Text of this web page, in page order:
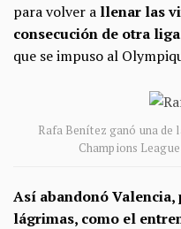
para volver a llenar las
consecución de otra
que se impuso al
Rafa Benítez ganó una de
Champions
Así abandonó
lágrimas, como el